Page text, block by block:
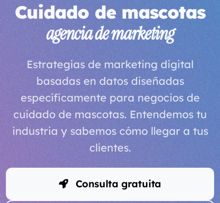
Cuidado de mascotas
agencia de marketing
Estrategias de marketing digital
basadas en datos diseñadas
específicamente para negocios de
cuidado de mascotas. Entendemos tu
industria y sabemos cómo llegar a tus
clientes.
Consulta gratuita